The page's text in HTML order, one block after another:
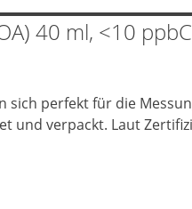
40 ml, <10
sich perfekt für die
und verpackt. Laut